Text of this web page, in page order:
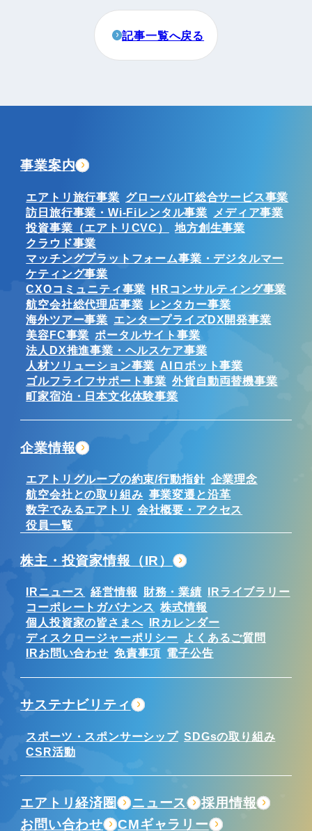
記事一覧へ戻る
事業案内
エアトリ旅行事業 グローバルIT総合サービス事業
訪日旅行事業・Wi-Fiレンタル事業
メディア事業
投資事業（エアトリCVC）
地方創生事業
クラウド事業
マッチングプラットフォーム事業・デジタルマー
ケティング事業
CXOコミュニティ事業 HRコンサルティング事業
航空会社総代理店事業
レンタカー事業
海外ツアー事業 エンタープライズDX開発事業
美容FC事業 ポータルサイト事業
法人DX推進事業・ヘルスケア事業
人材ソリューション事業 AIロボット事業
ゴルフライフサポート事業 外貨自動両替機事業
町家宿泊・日本文化体験事業
企業情報
エアトリグループの約束/行動指針 企業理念
航空会社との取り組み 事業変遷と沿革
数字でみるエアトリ
会社概要・アクセス
役員一覧
株主・投資家情報（IR）
IRニュース 経営情報 財務・業績
IRライブラリー
コーポレートガバナンス 株式情報
個人投資家の皆さまへ
IRカレンダー
ディスクロージャーポリシー
よくあるご質問
IRお問い合わせ 免責事項 電子公告
サステナビリティ
スポーツ・スポンサーシップ SDGsの取り組み
CSR活動
エアトリ経済圏 ニュース
採用情報
お問い合わせ
CMギャラリー